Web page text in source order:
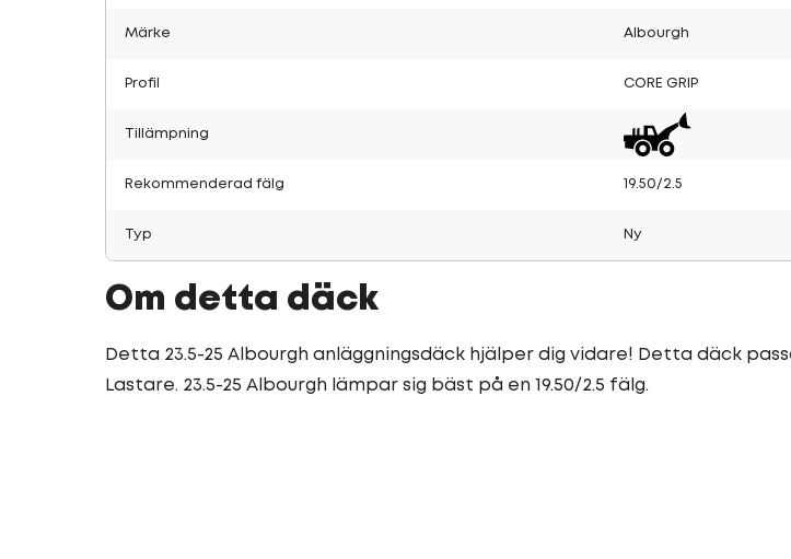
Märke Albourgh
Profil CORE GRIP
Tillämpning
Rekommenderad fälg 19.50/2.5
Typ Ny
Om detta däck
Detta 23.5-25 Albourgh anläggningsdäck hjälper dig vidare! Detta däck
Lastare. 23.5-25 Albourgh lämpar sig bäst på en 19.50/2.5 fälg.